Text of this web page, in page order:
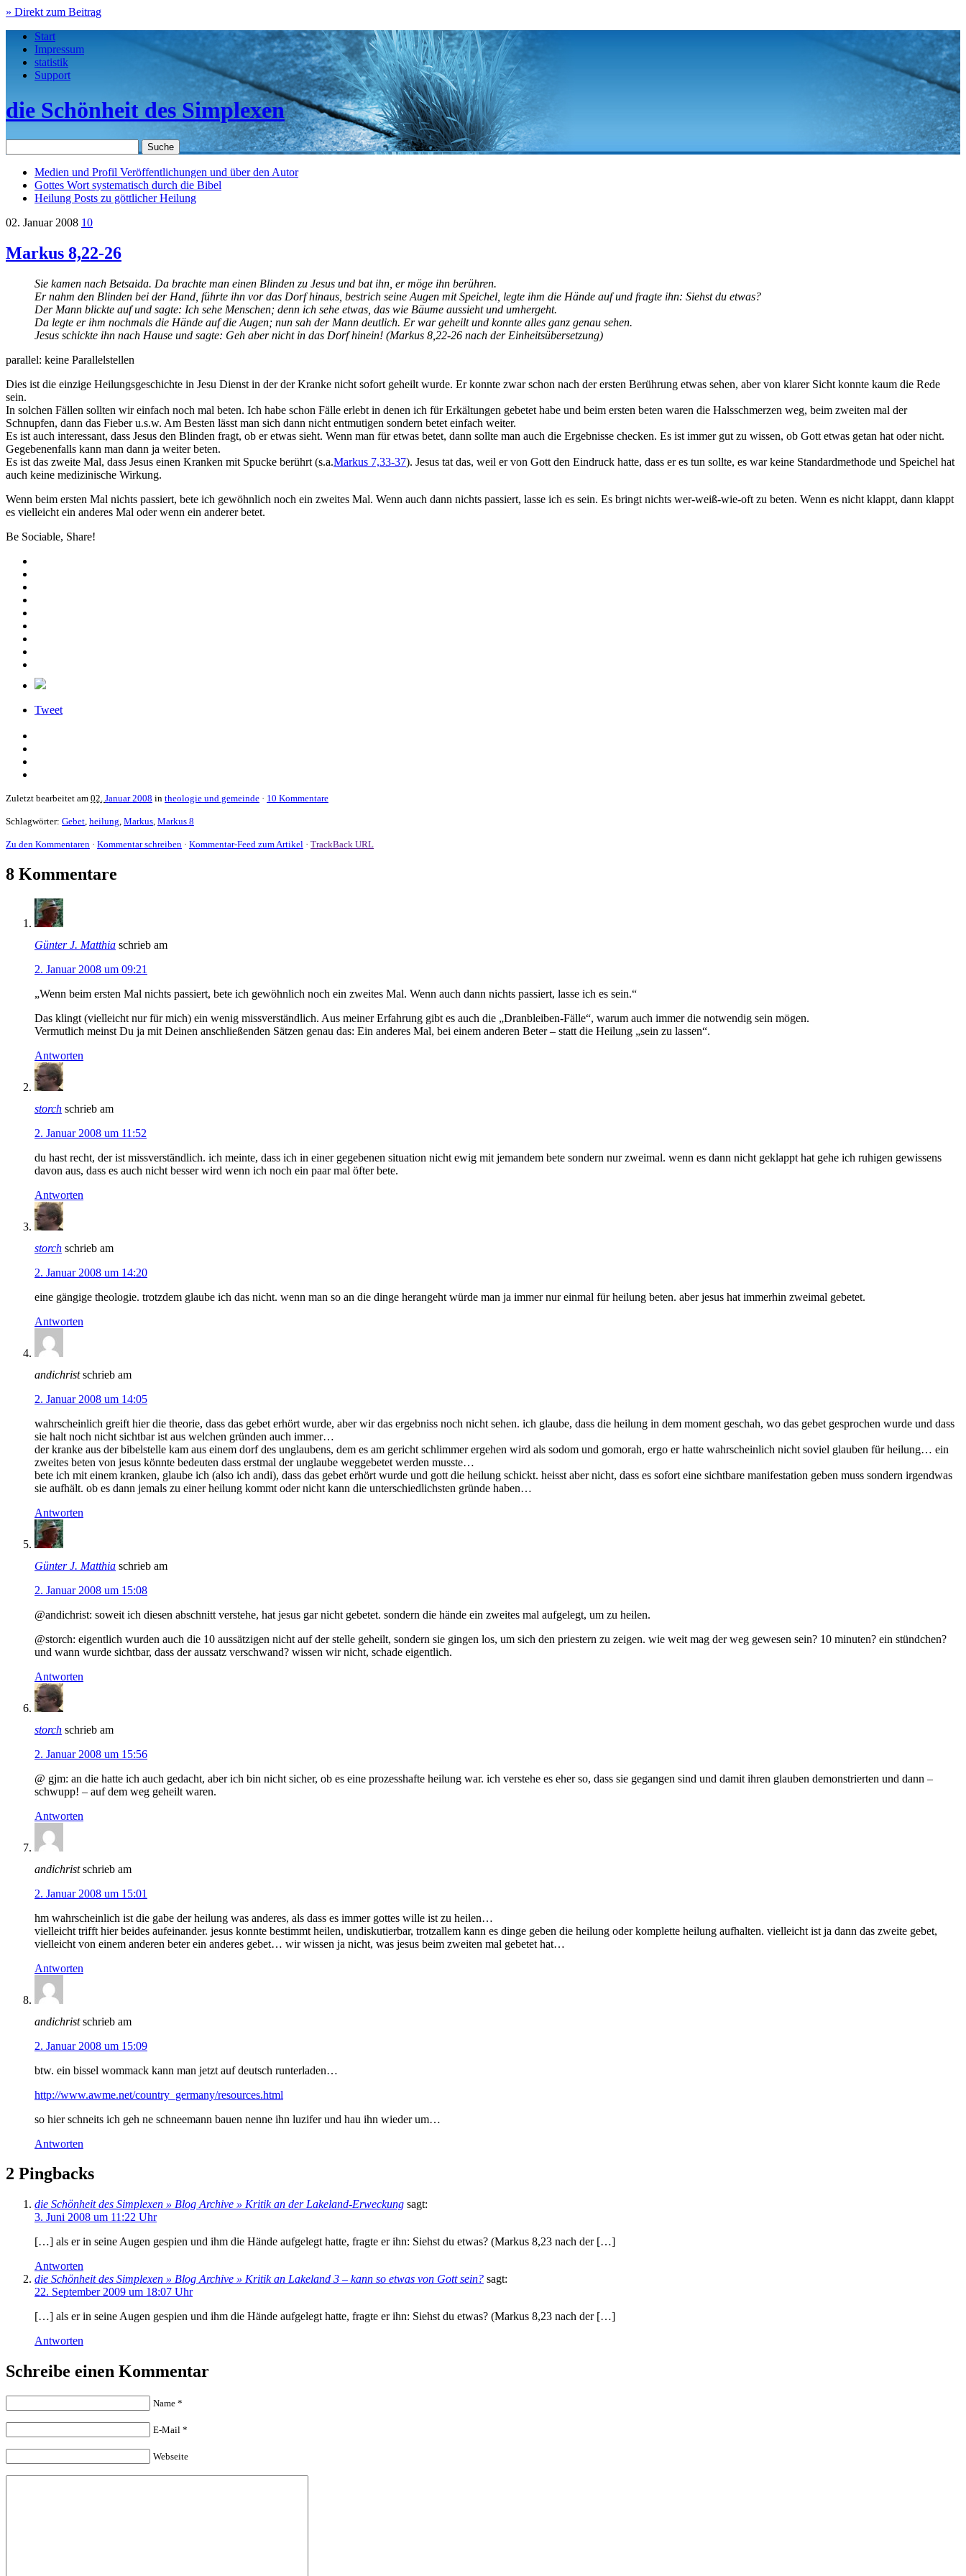
» Direkt zum Beitrag
Start
Impressum
statistik
Support
die Schönheit des Simplexen
Medien und Profil Veröffentlichungen und über den Autor
Gottes Wort systematisch durch die Bibel
Heilung Posts zu göttlicher Heilung
02. Januar 2008 10
Markus 8,22-26
Sie kamen nach Betsaida. Da brachte man einen Blinden zu Jesus und bat ihn, er möge ihn berühren.
Er nahm den Blinden bei der Hand, führte ihn vor das Dorf hinaus, bestrich seine Augen mit Speichel, legte ihm die Hände auf und fragte ihn: Siehst du etwas?
Der Mann blickte auf und sagte: Ich sehe Menschen; denn ich sehe etwas, das wie Bäume aussieht und umhergeht.
Da legte er ihm nochmals die Hände auf die Augen; nun sah der Mann deutlich. Er war geheilt und konnte alles ganz genau sehen.
Jesus schickte ihn nach Hause und sagte: Geh aber nicht in das Dorf hinein! (Markus 8,22-26 nach der Einheitsübersetzung)
parallel: keine Parallelstellen
Dies ist die einzige Heilungsgeschichte in Jesu Dienst in der der Kranke nicht sofort geheilt wurde. Er konnte zwar schon nach der ersten Berührung etwas sehen, aber von klarer Sicht konnte kaum die Rede
sein.
In solchen Fällen sollten wir einfach noch mal beten. Ich habe schon Fälle erlebt in denen ich für Erkältungen gebetet habe und beim ersten beten waren die Halsschmerzen weg, beim zweiten mal der
Schnupfen, dann das Fieber u.s.w. Am Besten lässt man sich dann nicht entmutigen sondern betet einfach weiter.
Es ist auch interessant, dass Jesus den Blinden fragt, ob er etwas sieht. Wenn man für etwas betet, dann sollte man auch die Ergebnisse checken. Es ist immer gut zu wissen, ob Gott etwas getan hat oder nicht.
Gegebenenfalls kann man dann ja weiter beten.
Es ist das zweite Mal, dass Jesus einen Kranken mit Spucke berührt (s.a.Markus 7,33-37). Jesus tat das, weil er von Gott den Eindruck hatte, dass er es tun sollte, es war keine Standardmethode und Speichel hat
auch keine medizinische Wirkung.
Wenn beim ersten Mal nichts passiert, bete ich gewöhnlich noch ein zweites Mal. Wenn auch dann nichts passiert, lasse ich es sein. Es bringt nichts wer-weiß-wie-oft zu beten. Wenn es nicht klappt, dann klappt
es vielleicht ein anderes Mal oder wenn ein anderer betet.
Be Sociable, Share!
Tweet
Zuletzt bearbeitet am 02. Januar 2008 in theologie und gemeinde · 10 Kommentare
Schlagwörter: Gebet heilung Markus Markus 8
Zu den Kommentaren · Kommentar schreiben · Kommentar-Feed zum Artikel · TrackBack URL
8 Kommentare
Günter J. Matthia schrieb am
2. Januar 2008 um 09:21
„Wenn beim ersten Mal nichts passiert, bete ich gewöhnlich noch ein zweites Mal. Wenn auch dann nichts passiert, lasse ich es sein.“
Das klingt (vielleicht nur für mich) ein wenig missverständlich. Aus meiner Erfahrung gibt es auch die „Dranbleiben-Fälle“, warum auch immer die notwendig sein mögen.
Vermutlich meinst Du ja mit Deinen anschließenden Sätzen genau das: Ein anderes Mal, bei einem anderen Beter – statt die Heilung „sein zu lassen“.
Antworten
storch schrieb am
2. Januar 2008 um 11:52
du hast recht, der ist missverständlich. ich meinte, dass ich in einer gegebenen situation nicht ewig mit jemandem bete sondern nur zweimal. wenn es dann nicht geklappt hat gehe ich ruhigen gewissens
davon aus, dass es auch nicht besser wird wenn ich noch ein paar mal öfter bete.
Antworten
storch schrieb am
2. Januar 2008 um 14:20
eine gängige theologie. trotzdem glaube ich das nicht. wenn man so an die dinge herangeht würde man ja immer nur einmal für heilung beten. aber jesus hat immerhin zweimal gebetet.
Antworten
andichrist schrieb am
2. Januar 2008 um 14:05
wahrscheinlich greift hier die theorie, dass das gebet erhört wurde, aber wir das ergebniss noch nicht sehen. ich glaube, dass die heilung in dem moment geschah, wo das gebet gesprochen wurde und dass
sie halt noch nicht sichtbar ist aus welchen gründen auch immer…
der kranke aus der bibelstelle kam aus einem dorf des unglaubens, dem es am gericht schlimmer ergehen wird als sodom und gomorah, ergo er hatte wahrscheinlich nicht soviel glauben für heilung… ein
zweites beten von jesus könnte bedeuten dass erstmal der unglaube weggebetet werden musste…
bete ich mit einem kranken, glaube ich (also ich andi), dass das gebet erhört wurde und gott die heilung schickt. heisst aber nicht, dass es sofort eine sichtbare manifestation geben muss sondern irgendwas
sie aufhält. ob es dann jemals zu einer heilung kommt oder nicht kann die unterschiedlichsten gründe haben…
Antworten
Günter J. Matthia schrieb am
2. Januar 2008 um 15:08
@andichrist: soweit ich diesen abschnitt verstehe, hat jesus gar nicht gebetet. sondern die hände ein zweites mal aufgelegt, um zu heilen.
@storch: eigentlich wurden auch die 10 aussätzigen nicht auf der stelle geheilt, sondern sie gingen los, um sich den priestern zu zeigen. wie weit mag der weg gewesen sein? 10 minuten? ein stündchen?
und wann wurde sichtbar, dass der aussatz verschwand? wissen wir nicht, schade eigentlich.
Antworten
storch schrieb am
2. Januar 2008 um 15:56
@ gjm: an die hatte ich auch gedacht, aber ich bin nicht sicher, ob es eine prozesshafte heilung war. ich verstehe es eher so, dass sie gegangen sind und damit ihren glauben demonstrierten und dann –
schwupp! – auf dem weg geheilt waren.
Antworten
andichrist schrieb am
2. Januar 2008 um 15:01
hm wahrscheinlich ist die gabe der heilung was anderes, als dass es immer gottes wille ist zu heilen…
vielleicht trifft hier beides aufeinander. jesus konnte bestimmt heilen, undiskutierbar, trotzallem kann es dinge geben die heilung oder komplette heilung aufhalten. vielleicht ist ja dann das zweite gebet,
vielleicht von einem anderen beter ein anderes gebet… wir wissen ja nicht, was jesus beim zweiten mal gebetet hat…
Antworten
andichrist schrieb am
2. Januar 2008 um 15:09
btw. ein bissel wommack kann man jetzt auf deutsch runterladen…
http://www.awme.net/country_germany/resources.html
so hier schneits ich geh ne schneemann bauen nenne ihn luzifer und hau ihn wieder um…
Antworten
2 Pingbacks
die Schönheit des Simplexen » Blog Archive » Kritik an der Lakeland-Erweckung sagt:
3. Juni 2008 um 11:22 Uhr
[…] als er in seine Augen gespien und ihm die Hände aufgelegt hatte, fragte er ihn: Siehst du etwas? (Markus 8,23 nach der […]
Antworten
die Schönheit des Simplexen » Blog Archive » Kritik an Lakeland 3 – kann so etwas von Gott sein? sagt:
22. September 2009 um 18:07 Uhr
[…] als er in seine Augen gespien und ihm die Hände aufgelegt hatte, fragte er ihn: Siehst du etwas? (Markus 8,23 nach der […]
Antworten
Schreibe einen Kommentar
Name *
E-Mail *
Webseite